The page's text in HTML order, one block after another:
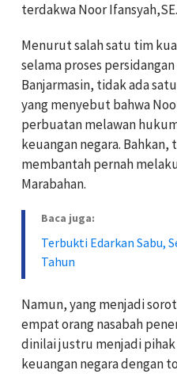
terdakwa Noor Ifansyah,SE.
Menurut salah satu tim
selama proses
Banjarmasin, tidak ada
yang menyebut bahwa
perbuatan melawan
keuangan negara. Bahkan,
membantah pernah
Marabahan.
Baca juga:
Terbukti Edarkan Sabu,
Tahun
Namun, yang menjadi
empat orang nasabah
dinilai justru menjadi
keuangan negara dengan